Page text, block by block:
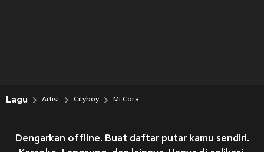
Lagu Artist Cityboy Mi Cora
Dengarkan offline. Buat daftar putar kamu sendiri.